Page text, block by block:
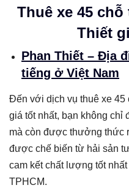
Thuê xe 45
Thiết
Phan Thiết – Địa
tiếng ở Việt Nam
Đến với dịch vụ thuê xe 45
giá tốt nhất, bạn không chỉ
mà còn được thưởng thức
được chế biến từ hải sản
cam kết chất lượng tốt
TPHCM.